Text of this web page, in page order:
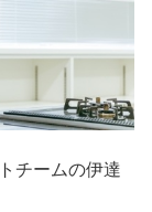
チームの伊達